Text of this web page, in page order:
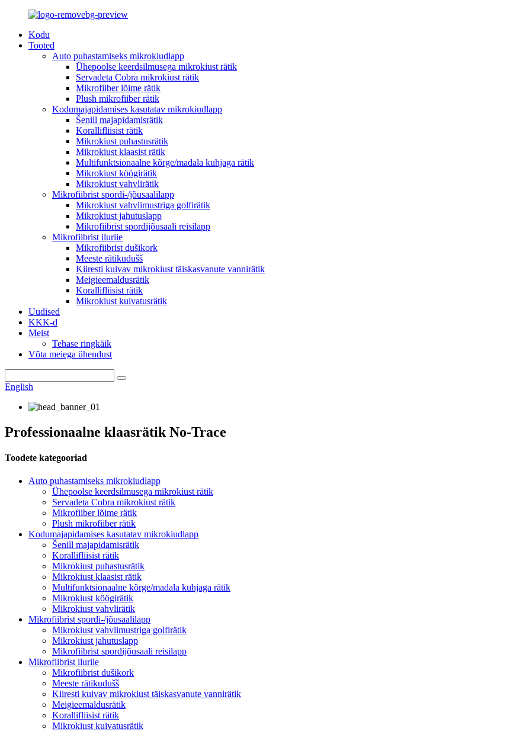
Kodu
Tooted
Auto puhastamiseks mikrokiudlapp
Ühepoolse keerdsilmusega mikrokiust rätik
Servadeta Cobra mikrokiust rätik
Mikrofiiber lõime rätik
Plush mikrofiiber rätik
Kodumajapidamises kasutatav mikrokiudlapp
Šenill majapidamisrätik
Korallifliisist rätik
Mikrokiust puhastusrätik
Mikrokiust klaasist rätik
Multifunktsionaalne kõrge/madala kuhjaga rätik
Mikrokiust köögirätik
Mikrokiust vahvlirätik
Mikrofiibrist spordi-/jõusaalilapp
Mikrokiust vahvlimustriga golfirätik
Mikrokiust jahutuslapp
Mikrofiibrist spordijõusaali reisilapp
Mikrofiibrist iluriie
Mikrofiibrist dušikork
Meeste rätikudušš
Kiiresti kuivav mikrokiust täiskasvanute vannirätik
Meigieemaldusrätik
Korallifliisist rätik
Mikrokiust kuivatusrätik
Uudised
KKK-d
Meist
Tehase ringkäik
Võta meiega ühendust
English
Professionaalne klaasrätik No-Trace
Toodete kategooriad
Auto puhastamiseks mikrokiudlapp
Ühepoolse keerdsilmusega mikrokiust rätik
Servadeta Cobra mikrokiust rätik
Mikrofiiber lõime rätik
Plush mikrofiiber rätik
Kodumajapidamises kasutatav mikrokiudlapp
Šenill majapidamisrätik
Korallifliisist rätik
Mikrokiust puhastusrätik
Mikrokiust klaasist rätik
Multifunktsionaalne kõrge/madala kuhjaga rätik
Mikrokiust köögirätik
Mikrokiust vahvlirätik
Mikrofiibrist spordi-/jõusaalilapp
Mikrokiust vahvlimustriga golfirätik
Mikrokiust jahutuslapp
Mikrofiibrist spordijõusaali reisilapp
Mikrofiibrist iluriie
Mikrofiibrist dušikork
Meeste rätikudušš
Kiiresti kuivav mikrokiust täiskasvanute vannirätik
Meigieemaldusrätik
Korallifliisist rätik
Mikrokiust kuivatusrätik